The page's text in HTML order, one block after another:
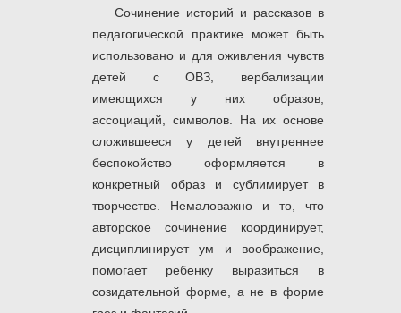
Сочинение историй и рассказов в
педагогической практике может быть
использовано и для оживления чувств
детей с ОВЗ, вербализации
имеющихся у них образов,
ассоциаций, символов. На их основе
сложившееся у детей внутреннее
беспокойство оформляется в
конкретный образ и сублимирует в
творчестве. Немаловажно и то, что
авторское сочинение координирует,
дисциплинирует ум и воображение,
помогает ребенку выразиться в
созидательной форме, а не в форме